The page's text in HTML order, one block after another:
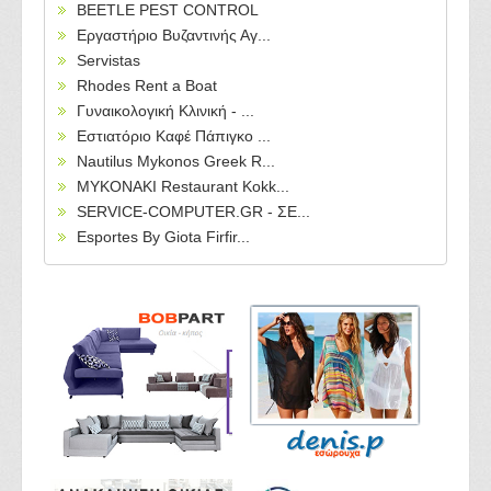
BEETLE PEST CONTROL
Εργαστήριο Βυζαντινής Αγ...
Servistas
Rhodes Rent a Boat
Γυναικολογική Κλινική - ...
Εστιατόριο Καφέ Πάπιγκο ...
Nautilus Mykonos Greek R...
MYKONAKI Restaurant Kokk...
SERVICE-COMPUTER.GR - ΣΕ...
Esportes By Giota Firfir...